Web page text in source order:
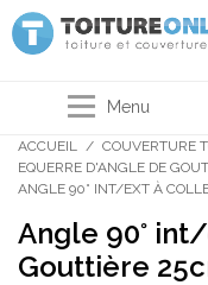
Menu
ACCUEIL / COUVERTURE
EQUERRE D'ANGLE DE
ANGLE 90° INT/EXT À
Angle 90°
Gouttière